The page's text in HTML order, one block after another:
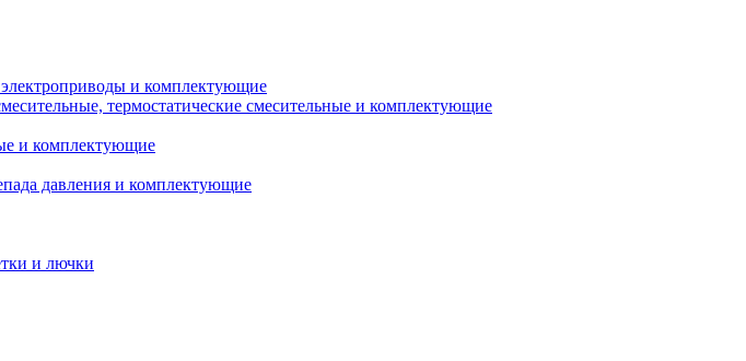
и комплектующие
термостатические смесительные и комплектующие
и комплектующие
давления и комплектующие
и лючки